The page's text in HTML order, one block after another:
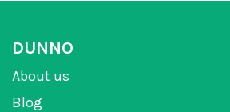
DUNNO
About us
Blog